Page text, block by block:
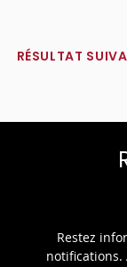
RÉSULTAT
Restez
notifications.